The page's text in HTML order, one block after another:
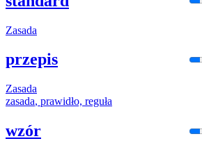
Zasada
przepis
Zasada
zasada, prawidło, reguła
wzór